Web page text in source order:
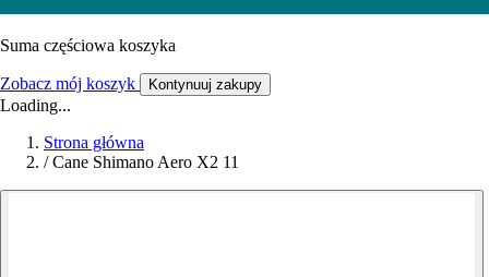
Suma częściowa koszyka
Zobacz mój koszyk Kontynuuj zakupy
Loading...
Strona główna
/ Cane Shimano Aero X2 11